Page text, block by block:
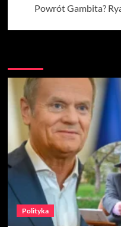
Powrót Gambita?
Polityka